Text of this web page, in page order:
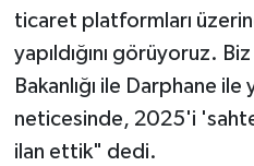
ticaret platformları
yapıldığını görüyoruz.
Bakanlığı ile Darphane
neticesinde, 2025'i 'sahte
ilan ettik" dedi.